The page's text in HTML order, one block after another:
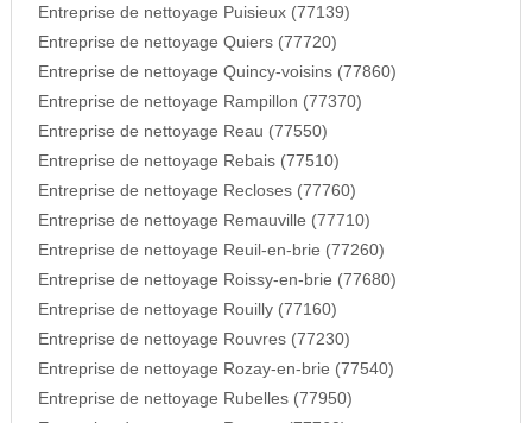
Entreprise de nettoyage Puisieux (77139)
Entreprise de nettoyage Quiers (77720)
Entreprise de nettoyage Quincy-voisins (77860)
Entreprise de nettoyage Rampillon (77370)
Entreprise de nettoyage Reau (77550)
Entreprise de nettoyage Rebais (77510)
Entreprise de nettoyage Recloses (77760)
Entreprise de nettoyage Remauville (77710)
Entreprise de nettoyage Reuil-en-brie (77260)
Entreprise de nettoyage Roissy-en-brie (77680)
Entreprise de nettoyage Rouilly (77160)
Entreprise de nettoyage Rouvres (77230)
Entreprise de nettoyage Rozay-en-brie (77540)
Entreprise de nettoyage Rubelles (77950)